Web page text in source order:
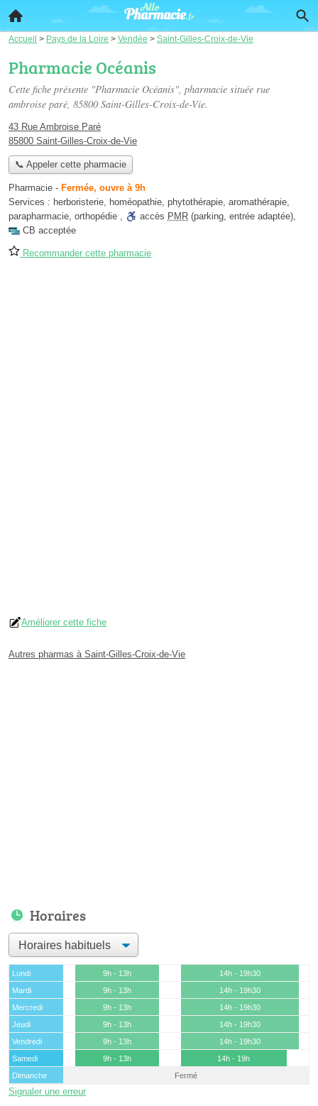
Accueil > Pays de la Loire > Vendée > Saint-Gilles-Croix-de-Vie
Pharmacie Océanis
Cette fiche présente "Pharmacie Océanis", pharmacie située rue
ambroise paré, 85800 Saint-Gilles-Croix-de-Vie.
43 Rue Ambroise Paré
85800 Saint-Gilles-Croix-de-Vie
📞 Appeler cette pharmacie
Pharmacie - Fermée, ouvre à 9h
Services : herboristerie, homéopathie, phytothérapie, aromathérapie,
parapharmacie, orthopédie , accès PMR (parking, entrée adaptée),
CB acceptée
Recommander cette pharmacie
Améliorer cette fiche
Autres pharmas à Saint-Gilles-Croix-de-Vie
Horaires
Lundi 9h - 13h
14h - 19h30
Mardi
9h - 13h
14h - 19h30
Mercredi
9h - 13h
14h - 19h30
Jeudi
9h - 13h
14h - 19h30
Vendredi
9h - 13h
14h - 19h30
Samedi
9h - 13h
14h - 19h
Dimanche
Fermé
Signaler une erreur